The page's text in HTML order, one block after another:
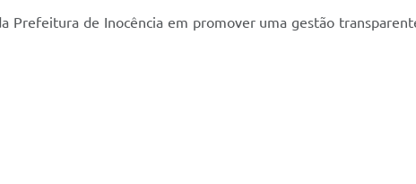
Prefeitura de Inocência em promover uma gestão